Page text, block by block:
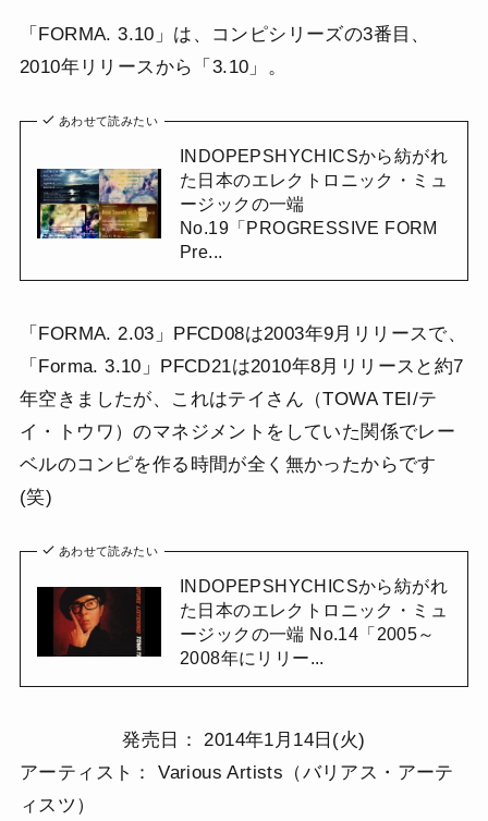
「FORMA. 3.10」は、コンピシリーズの3番目、
2010年リリースから「3.10」。
あわせて読みたい
INDOPEPSHYCHICSから紡がれ
た日本のエレクトロニック・ミュ
ージックの一端
No.19「PROGRESSIVE FORM
Pre...
「FORMA. 2.03」PFCD08は2003年9月リリースで、
「Forma. 3.10」PFCD21は2010年8月リリースと約7
年空きましたが、これはテイさん（TOWA TEI/テ
イ・トウワ）のマネジメントをしていた関係でレー
ベルのコンピを作る時間が全く無かったからです
(笑)
あわせて読みたい
INDOPEPSHYCHICSから紡がれ
た日本のエレクトロニック・ミュ
ージックの一端 No.14「2005～
2008年にリリー...
発売日： 2014年1月14日(火)
アーティスト： Various Artists（バリアス・アーテ
ィスツ）